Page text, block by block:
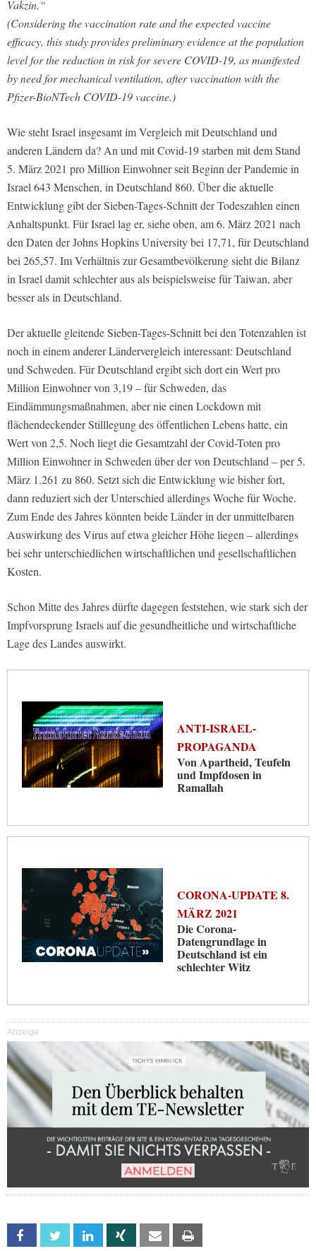
Vakzin.“
(Considering the vaccination rate and the expected vaccine
efficacy, this study provides preliminary evidence at the population
level for the reduction in risk for severe COVID-19, as manifested
by need for mechanical ventilation, after vaccination with the
Pfizer-BioNTech COVID-19 vaccine.)
Wie steht Israel insgesamt im Vergleich mit Deutschland und
anderen Ländern da? An und mit Covid-19 starben mit dem Stand
5. März 2021 pro Million Einwohner seit Beginn der Pandemie in
Israel 643 Menschen, in Deutschland 860. Über die aktuelle
Entwicklung gibt der Sieben-Tages-Schnitt der Todeszahlen einen
Anhaltspunkt. Für Israel lag er, siehe oben, am 6. März 2021 nach
den Daten der Johns Hopkins University bei 17,71, für Deutschland
bei 265,57. Im Verhältnis zur Gesamtbevölkerung sieht die Bilanz
in Israel damit schlechter aus als beispielsweise für Taiwan, aber
besser als in Deutschland.
Der aktuelle gleitende Sieben-Tages-Schnitt bei den Totenzahlen ist
noch in einem anderer Ländervergleich interessant: Deutschland
und Schweden. Für Deutschland ergibt sich dort ein Wert pro
Million Einwohner von 3,19 – für Schweden, das
Eindämmungsmaßnahmen, aber nie einen Lockdown mit
flächendeckender Stilllegung des öffentlichen Lebens hatte, ein
Wert von 2,5. Noch liegt die Gesamtzahl der Covid-Toten pro
Million Einwohner in Schweden über der von Deutschland – per 5.
März 1.261 zu 860. Setzt sich die Entwicklung wie bisher fort,
dann reduziert sich der Unterschied allerdings Woche für Woche.
Zum Ende des Jahres könnten beide Länder in der unmittelbaren
Auswirkung des Virus auf etwa gleicher Höhe liegen – allerdings
bei sehr unterschiedlichen wirtschaftlichen und gesellschaftlichen
Kosten.
Schon Mitte des Jahres dürfte dagegen feststehen, wie stark sich der
Impfvorsprung Israels auf die gesundheitliche und wirtschaftliche
Lage des Landes auswirkt.
ANTI-ISRAEL-
PROPAGANDA
Von Apartheid, Teufeln
und Impfdosen in
Ramallah
CORONA-UPDATE 8.
MÄRZ 2021
Die Corona-
Datengrundlage in
Deutschland ist ein
schlechter Witz
Anzeige
Facebook Twitter Linkedin Xing Email